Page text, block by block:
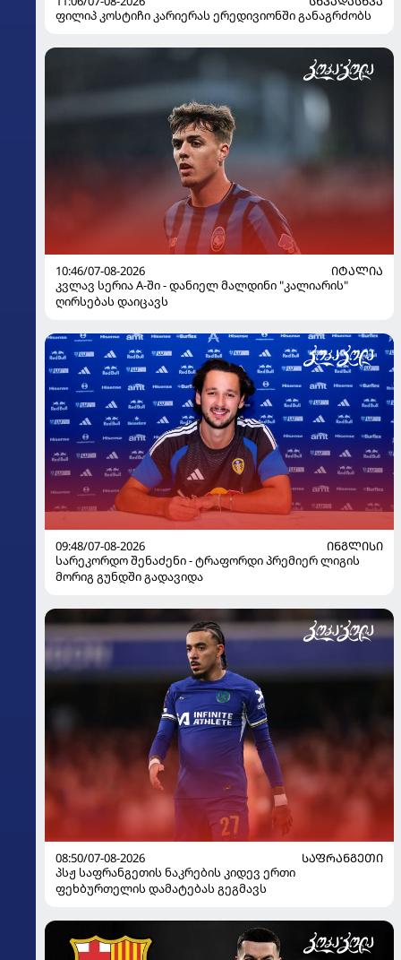
ფილიპ კოსტიჩი კარიერას ერედივიონში განაგრძობს
10:46/07-08-2026
ᲘᲢᲐᲚᲘᲐ
კვლავ სერია A-ში - დანიელ მალდინი "კალიარის"
ღირსებას დაიცავს
09:48/07-08-2026
ᲘᲜᲒᲚᲘᲡᲘ
სარეკორდო შენაძენი - ტრაფორდი პრემიერ ლიგის
მორიგ გუნდში გადავიდა
08:50/07-08-2026
ᲡᲐᲤᲠᲐᲜᲒᲔᲗᲘ
პსჟ საფრანგეთის ნაკრების კიდევ ერთი
ფეხბურთელის დამატებას გეგმავს